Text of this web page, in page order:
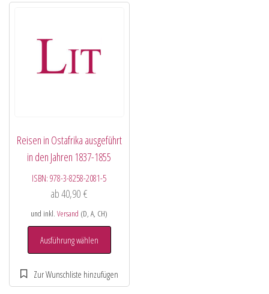
Reisen in Ostafrika ausgeführt
in den Jahren 1837-1855
ISBN:978-3-8258-2081-5
ab40,90€
und inkl.Versand (D, A, CH)
Ausführung wählen